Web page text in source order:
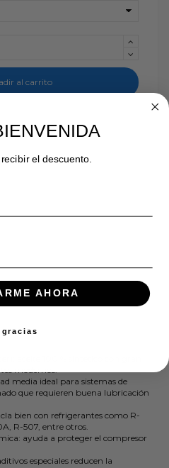
al carrito
media ideal para sistemas de
que requieren buena lubricación
bien con refrigerantes como R-
R-507, entre otros.
ayuda a proteger el compresor
especiales reducen la
el descuento.
AHORA
gracias